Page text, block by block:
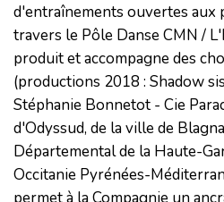
d'entraînements ouvertes aux
travers le Pôle Danse CMN /
produit et accompagne des
(productions 2018 : Shadow
Stéphanie Bonnetot - Cie
d'Odyssud, de la ville de
Départemental de la Haute-
Occitanie Pyrénées-
permet à la Compagnie un